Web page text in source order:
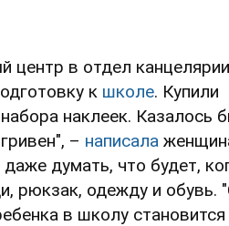
центр в отдел
к школе. Купили
наклеек. Казалось
– написала
думать, что будет,
рюкзак, одежду и обувь.
в школу становится